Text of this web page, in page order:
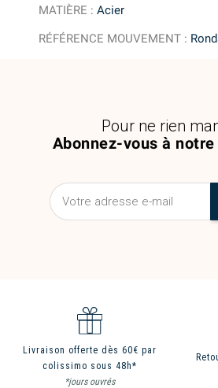
MATIÈRE :Acier
RÉFÉRENCE MOUVEMENT :
Abonnez-vous à
Pour ne rien
Livraison offerte dès 60€ par
colissimo sous 48h*
*jours ouvrés